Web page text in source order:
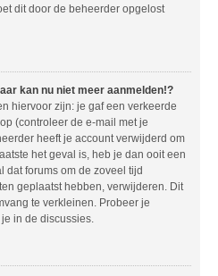
dit door de beheerder opgelost
kan nu niet meer aanmelden!?
hiervoor zijn: je gaf een verkeerde
(controleer de e-mail met je
heeft je account verwijderd om
het geval is, heb je dan ooit een
dat forums om de zoveel tijd
geplaatst hebben, verwijderen. Dit
te verkleinen. Probeer je
in de discussies.